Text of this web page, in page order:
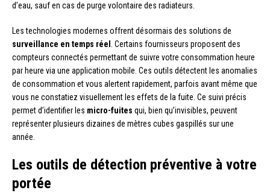
d’eau, sauf en cas de purge volontaire des radiateurs.
Les technologies modernes offrent désormais des solutions de
surveillance en temps réel
. Certains fournisseurs proposent des
compteurs connectés permettant de suivre votre consommation heure
par heure via une application mobile. Ces outils détectent les anomalies
de consommation et vous alertent rapidement, parfois avant même que
vous ne constatiez visuellement les effets de la fuite. Ce suivi précis
permet d’identifier les micro-fuites qui, bien qu’invisibles, peuvent
représenter plusieurs dizaines de mètres cubes gaspillés sur une
année.
Les outils de détection préventive à votre
portée